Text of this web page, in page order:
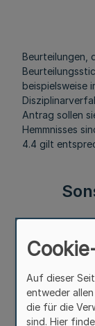
Beurteilungen,
beispielsweise
Antrag sollen
Hemmnisses
4.4 gilt
Neben
den
Auf dieser
entweder
die für die
sind. Hier